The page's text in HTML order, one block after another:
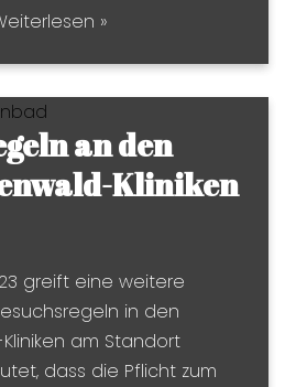
»
an den
Kliniken
greift eine weitere
in den
am Standort
dass die Pflicht zum